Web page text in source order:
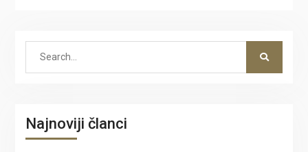
Najnoviji članci